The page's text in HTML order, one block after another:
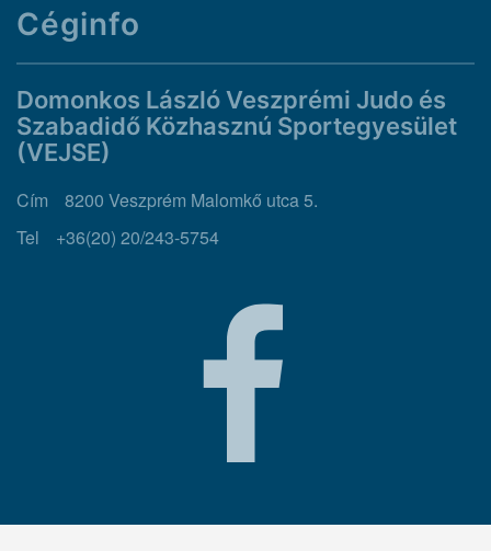
Céginfo
Domonkos László Veszprémi Judo és
Szabadidő Közhasznú Sportegyesület
(VEJSE)
Cím
8200 Veszprém Malomkő utca 5.
Tel
+36(20) 20/243-5754